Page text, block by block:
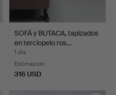
SOFÁ y BUTACA, tapizados
en terciopelo ros…
1 día
Estimación
316 USD